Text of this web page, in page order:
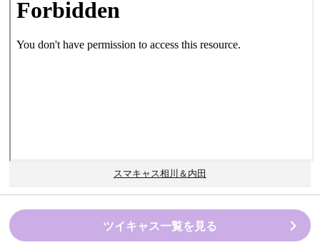
スマキャス相川＆内田
ツイキャス一覧を見る